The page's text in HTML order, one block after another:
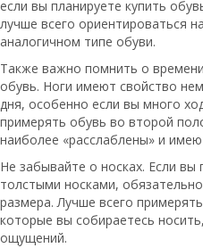
если вы планируете купить
лучше всего ориентироваться
аналогичном типе обуви.
Также важно помнить о
обувь. Ноги имеют свойство
дня, особенно если вы много
примерять обувь во второй
наиболее «расслаблены» и
Не забывайте о носках. Если вы
толстыми носками,
размера. Лучше всего
которые вы собираетесь
ощущений.